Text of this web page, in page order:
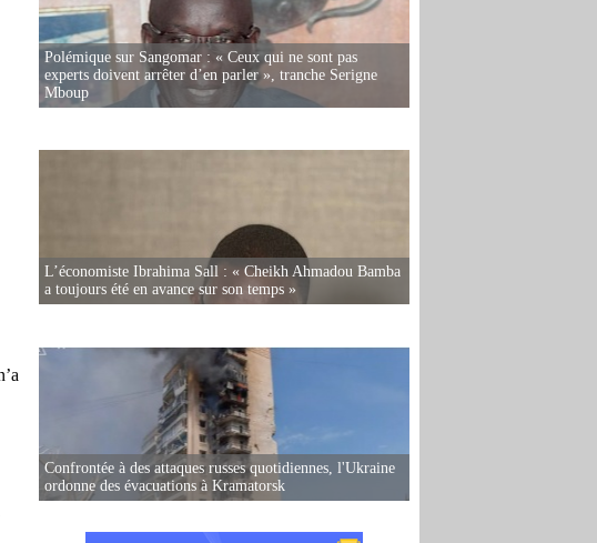
Polémique sur Sangomar : « Ceux qui ne sont pas
experts doivent arrêter d’en parler », tranche Serigne
Mboup
L’économiste Ibrahima Sall : « Cheikh Ahmadou Bamba
a toujours été en avance sur son temps »
Confrontée à des attaques russes quotidiennes, l'Ukraine
ordonne des évacuations à Kramatorsk